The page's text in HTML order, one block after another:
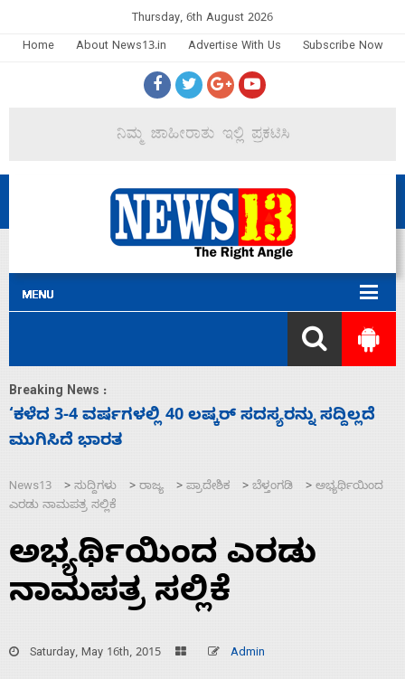
Thursday, 6th August 2026
Home
About News13.in Advertise With Us Subscribe Now
Breaking News :
ಕೆಂಪು ಸಮುದ್ರದಲ್ಲಿ ದಾಳಿ, ಭಾರತ ಧ್ವಜ ಹೊತ್ತ ಹಡಗು
ಮುಳುಗಡೆ; ಎಲ್ಲಾ 13 ಭಾರತೀಯ ನಾವಿಕರ ರಕ್ಷಣೆ
News13 > ಸುದ್ದಿಗಳು > ರಾಜ್ಯ > ಪ್ರಾದೇಶಿಕ > ಬೆಳ್ತಂಗಡಿ > ಅಭ್ಯರ್ಥಿಯಿಂದ
ಎರಡು ನಾಮಪತ್ರ ಸಲ್ಲಿಕೆ
ಅಭ್ಯರ್ಥಿಯಿಂದ ಎರಡು
ನಾಮಪತ್ರ ಸಲ್ಲಿಕೆ
Saturday, May 16th, 2015 Admin